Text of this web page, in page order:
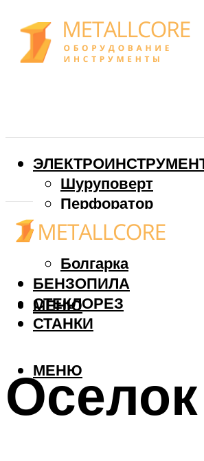
Шуруповерт
Перфоратор
Дрель
Фрезер
Болгарка
БЕНЗОПИЛА
СТЕКЛОРЕЗ
СТАНКИ
МЕНЮ
МЕНЮ